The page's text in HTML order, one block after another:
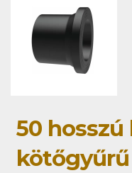
50
kötőgyűrű